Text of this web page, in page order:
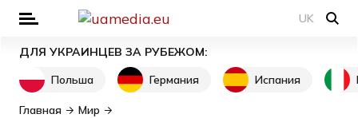
UK
ДЛЯ УКРАИНЦЕВ ЗА РУБЕЖОМ:
Польша
Германия Испания
Главная
Мир